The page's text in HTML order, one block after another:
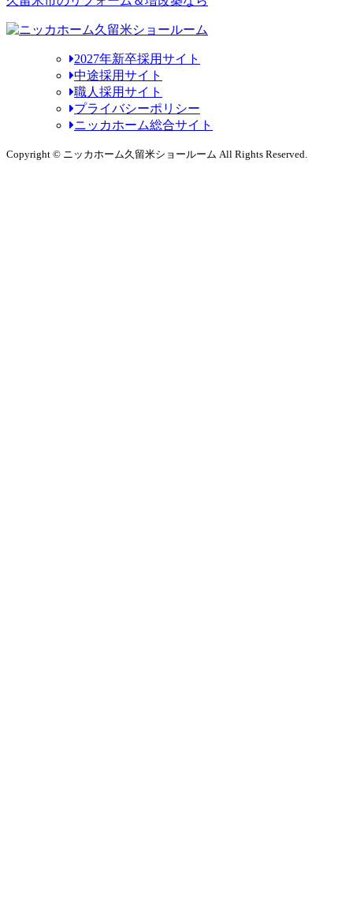
2027年新卒採用サイト
中途採用サイト
職人採用サイト
プライバシーポリシー
ニッカホーム総合サイト
Copyright © ニッカホーム久留米ショールーム All Rights Reserved.